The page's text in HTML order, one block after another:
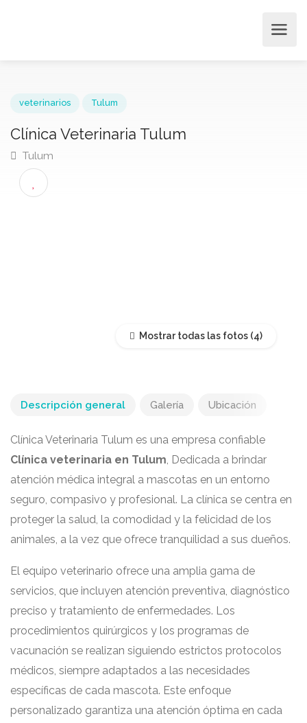
Clínica Veterinaria Tulum
Tulum
Mostrar todas las fotos
Descripción general Galería Ubicación
Clínica Veterinaria Tulum es una empresa confiable
Clínica veterinaria en Tulum, Dedicada a brindar
atención médica integral a mascotas en un entorno
seguro, compasivo y profesional. La clínica se centra en
proteger la salud, la comodidad y la felicidad de los
animales, a la vez que ofrece tranquilidad a sus dueños.
El equipo veterinario ofrece una amplia gama de
servicios, que incluyen atención preventiva, diagnóstico
preciso y tratamiento de enfermedades. Los
procedimientos quirúrgicos y los programas de
vacunación se realizan siguiendo estrictos protocolos
médicos, siempre adaptados a las necesidades
específicas de cada mascota. Este enfoque
personalizado garantiza una atención óptima en cada